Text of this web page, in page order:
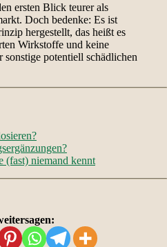
ersten Blick teurer als
Doch bedenke: Es ist
hergestellt, das heißt es
Wirkstoffe und keine
potentiell schädlichen
(fast) niemand kennt